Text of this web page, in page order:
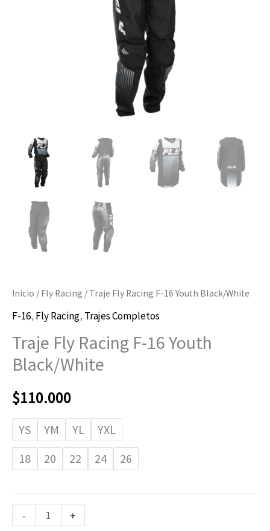
Inicio / Fly Racing / Traje Fly Racing F-16 Youth Black/White
F-16, Fly Racing, Trajes Completos
Traje Fly Racing F-16 Youth
Black/White
$110.000
YS YM YL
YXL
18
20 22 24 26
- +